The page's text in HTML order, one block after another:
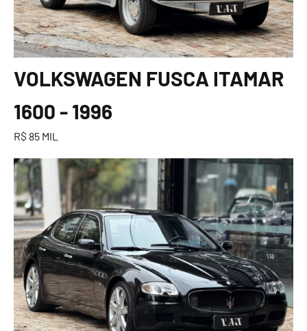
VOLKSWAGEN FUSCA ITAMAR
1600 - 1996
R$ 85 MIL